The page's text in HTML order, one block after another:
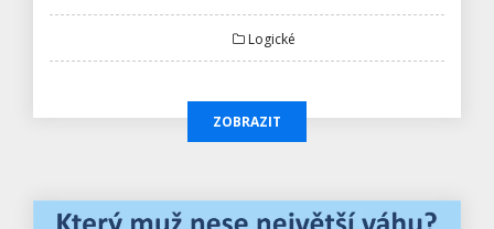
Logické
ZOBRAZIT